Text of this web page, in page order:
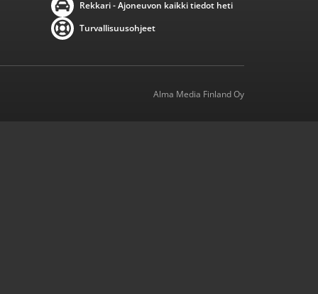
Rekkari - Ajoneuvon kaikki tiedot heti
Turvallisuusohjeet
Alma Media Finland Oy